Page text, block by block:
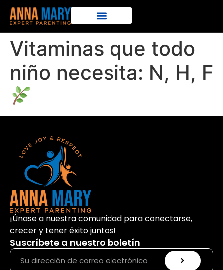
Vitaminas que todo
niño necesita: N, H, F
¡Únase a nuestra comunidad para conectarse,
crecer y tener éxito juntos!
Suscríbete a nuestro boletín